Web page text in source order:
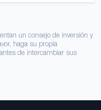
un consejo de inversión y
haga su propia
de intercambiar sus